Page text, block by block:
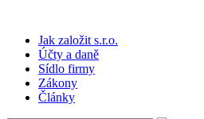
Jak založit s.r.o.
Účty a daně
Sídlo firmy
Zákony
Články